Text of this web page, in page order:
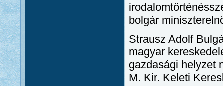
bolgár
Strausz Adolf
magyar
gazdasági helyzet
M. Kir. Keleti